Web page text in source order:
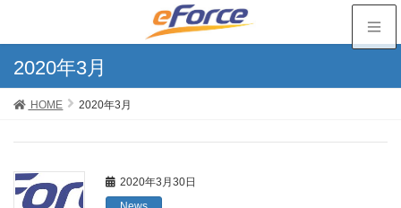
2020年3月
HOME 2020年3月
2020年3月30日